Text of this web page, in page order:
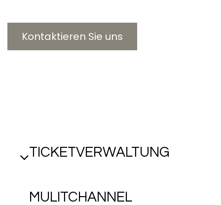
Kontaktieren Sie uns
TICKETVERWALTUNG
MULITCHANNEL